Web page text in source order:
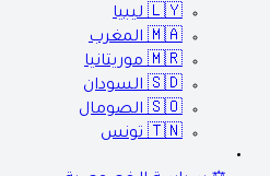
🇱🇾 ليبيا
🇲🇦 المغرب
🇲🇷 موريتانيا
🇸🇩 السودان
🇸🇴 الصومال
🇹🇳 تونس